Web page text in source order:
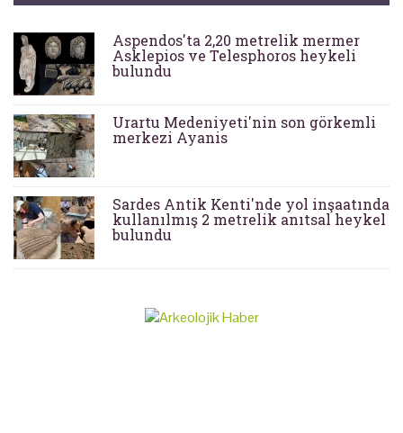
Aspendos'ta 2,20 metrelik mermer
Asklepios ve Telesphoros heykeli
bulundu
Urartu Medeniyeti'nin son görkemli
merkezi Ayanis
Sardes Antik Kenti'nde yol inşaatında
kullanılmış 2 metrelik anıtsal heykel
bulundu